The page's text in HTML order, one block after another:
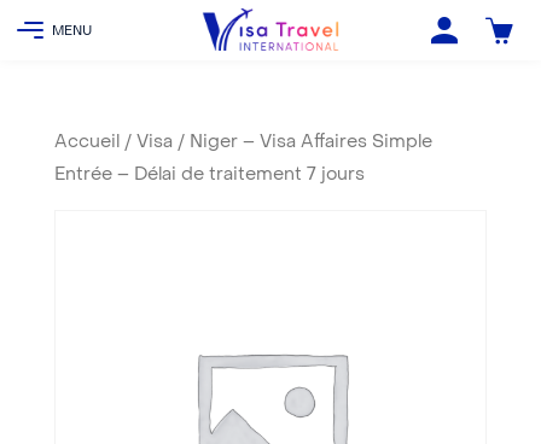
Accueil / Visa / Niger – Visa Affaires Simple
Entrée – Délai de traitement 7 jours